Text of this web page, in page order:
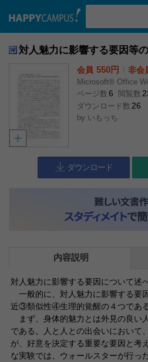
対人魅力に影響する要因等
会員 550円 非会
Microsoft® Office
ページ数 6 閲覧数
ダウンロード数 26
by いもっち
ダウンロード
内容説明
対人魅力に影響する要因について述
一般的に、対人魅力に影響する
近③類似性④生理的覚醒の４つである
まず、身体的魅力とは外見の良い
である。人と人との出会いにおいて
が、好意を決定する重要な要因と考
な実験では、ウォールスターが行っ